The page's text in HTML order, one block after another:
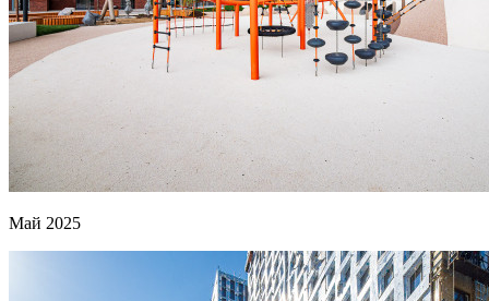
Май 2025